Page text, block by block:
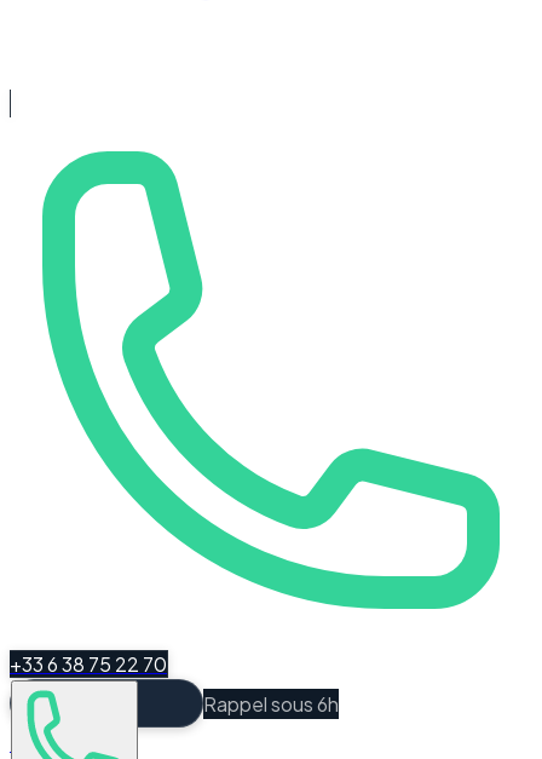
+33 6 38 75 22 70
Rappel sous 6h
Espace Client